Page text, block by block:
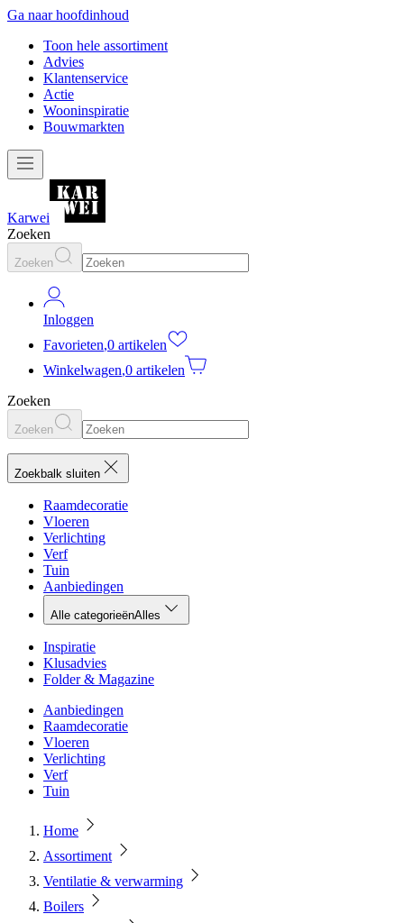
Ga naar hoofdinhoud
Toon hele assortiment
Advies
Klantenservice
Actie
Wooninspiratie
Bouwmarkten
Karwei
Zoeken
Zoeken
Inloggen
Favorieten,0 artikelen
Winkelwagen,0 artikelen
Zoeken
Zoeken
Zoekbalk sluiten
Raamdecoratie
Vloeren
Verlichting
Verf
Tuin
Aanbiedingen
Alle categorieënAlles
Inspiratie
Klusadvies
Folder & Magazine
Aanbiedingen
Raamdecoratie
Vloeren
Verlichting
Verf
Tuin
Home
Assortiment
Ventilatie & verwarming
Boilers